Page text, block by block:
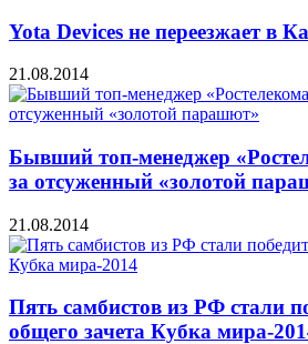
Yota Devices не переезжает в
21.08.2014
Бывший топ-менеджер
за отсуженный «золотой
21.08.2014
Пять самбистов из РФ стали
общего зачета Кубка мира-